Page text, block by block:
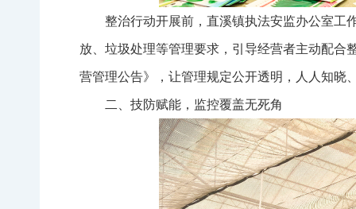
整治行动开展前，直溪镇执法安监办公室工
放、垃圾处理等管理要求，引导经营者主动配合
营管理公告》，让管理规定公开透明，人人知晓
二、技防赋能，监控覆盖无死角